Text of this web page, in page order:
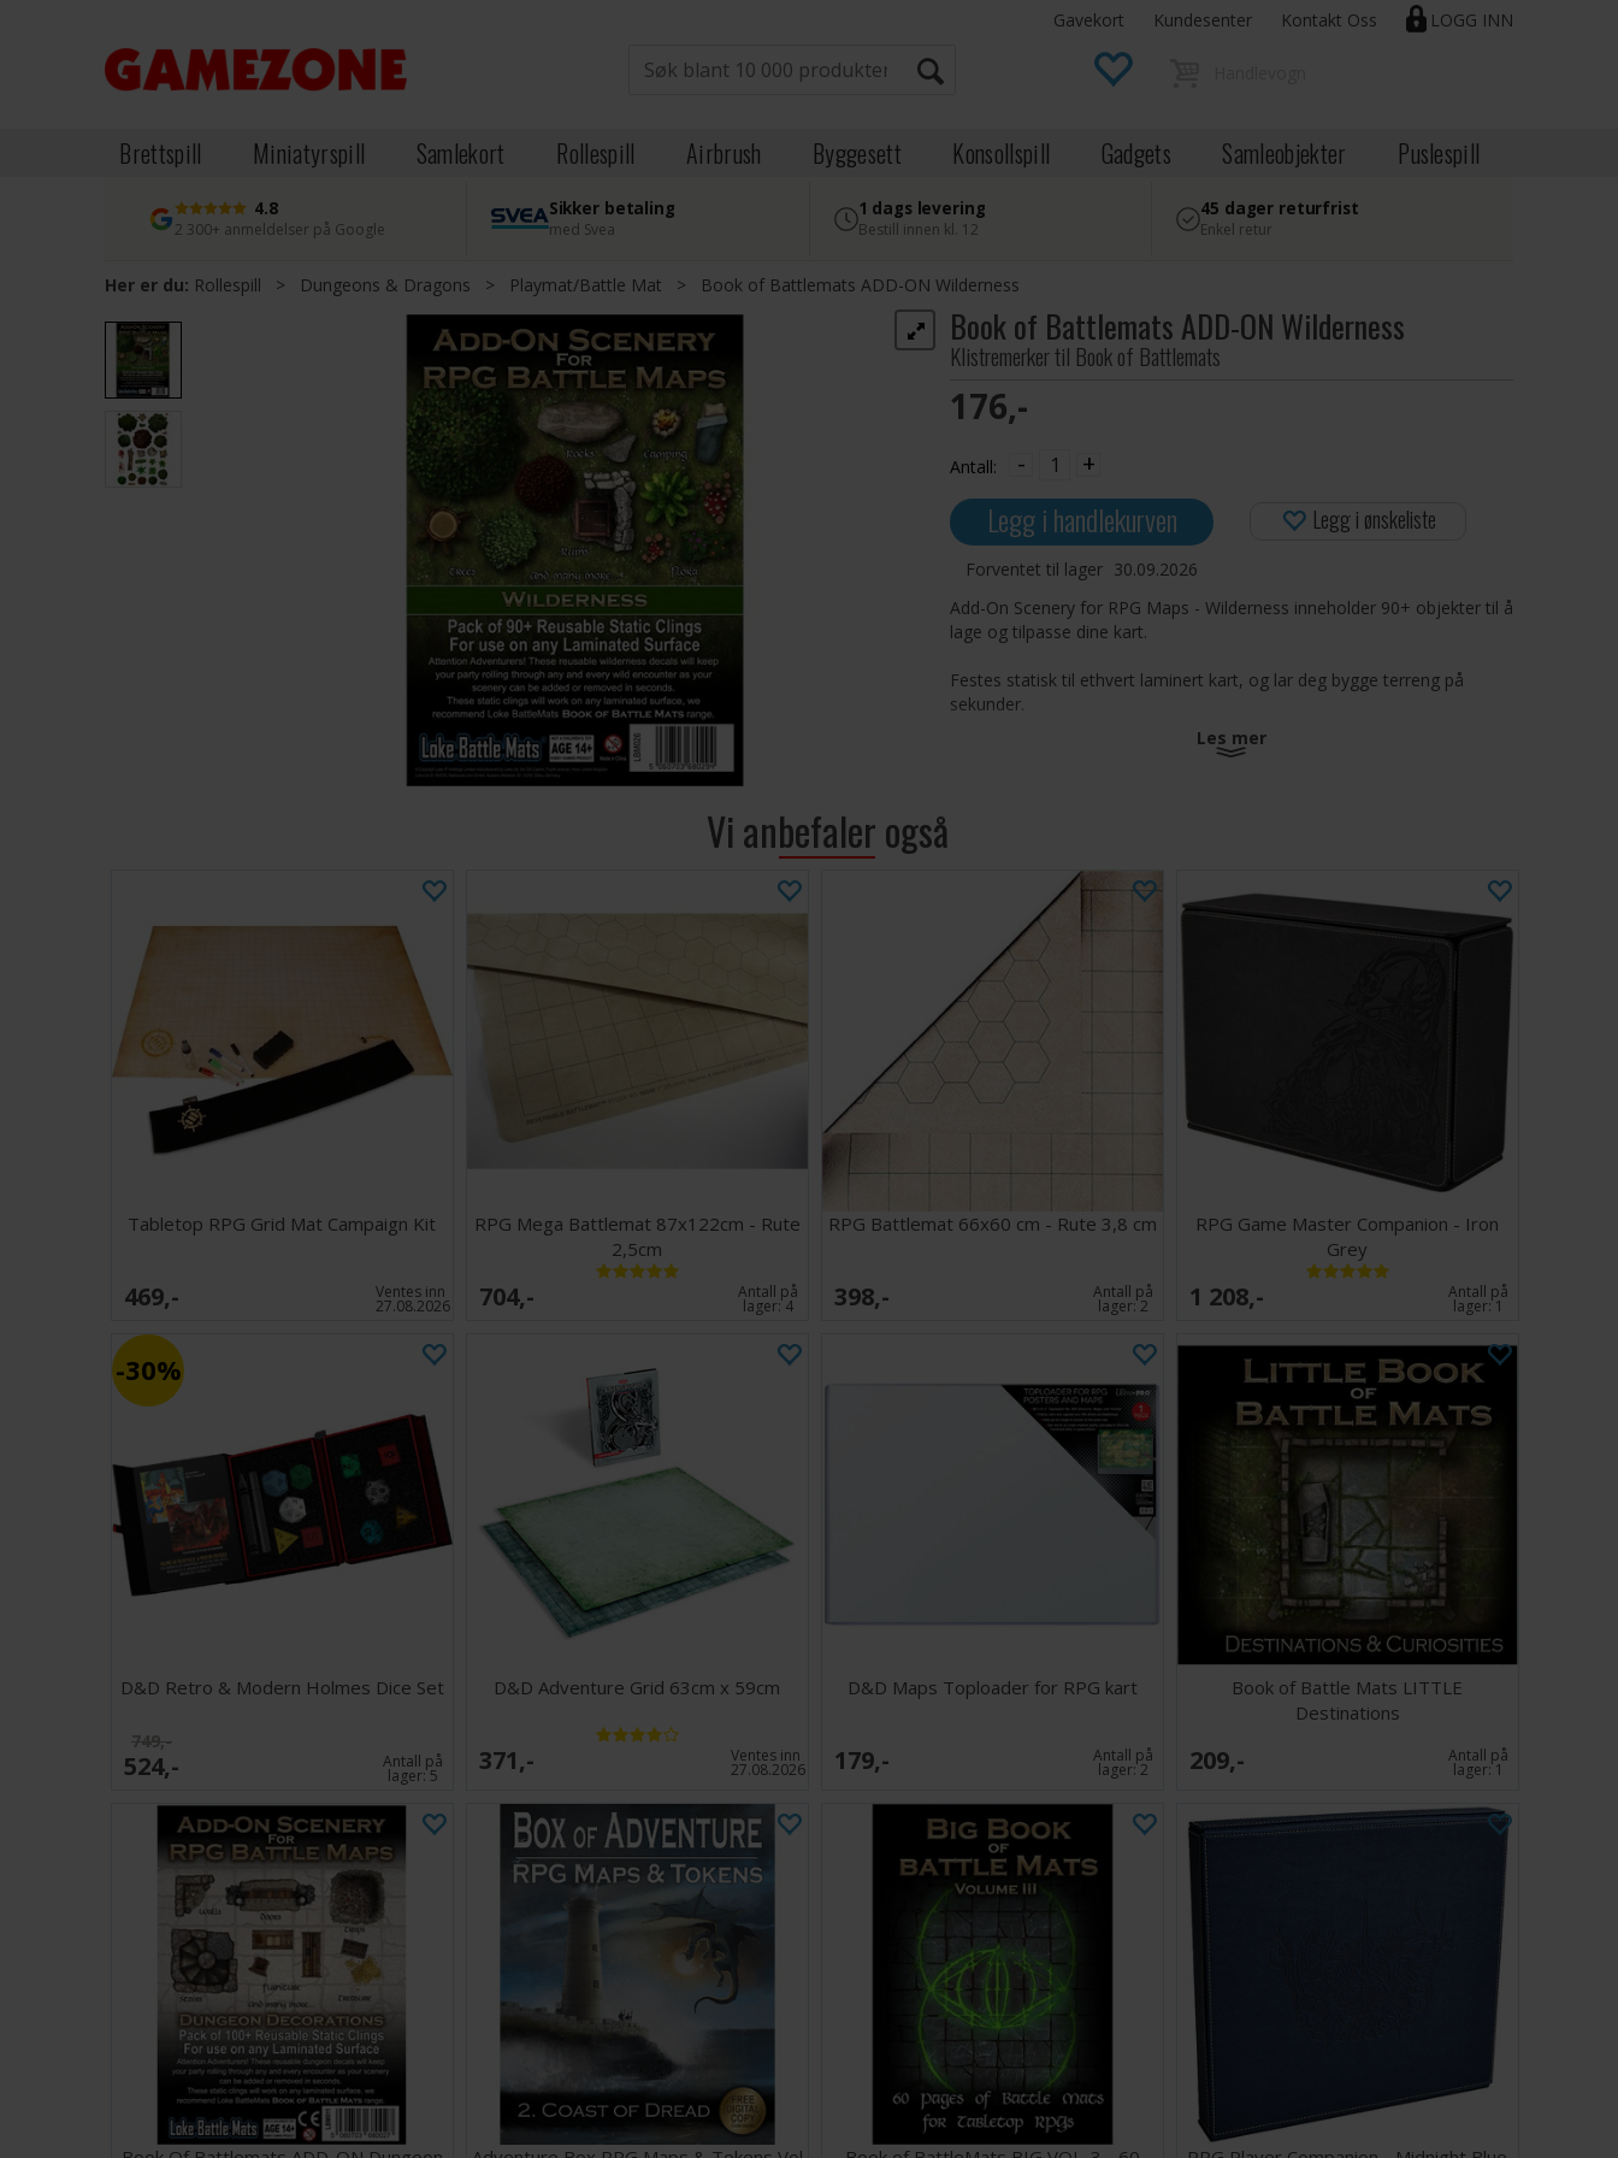
LOGG INN
Gavekort Kundesenter Kontakt Oss
Brettspill Miniatyrspill Samlekort Rollespill Airbrush Byggesett Konsollspill Gadgets Samleobjekter Puslespill
4.8
2 300+ anmeldelser på Google
Sikker betaling
med Svea
1 dags levering
Bestill innen kl. 12
45 dager returfrist
Enkel retur
Her er du: Rollespill > Dungeons & Dragons > Playmat/Battle Mat > Book of Battlemats ADD-ON Wilderness
Book of Battlemats ADD-ON Wilderness
Klistremerker til Book of Battlemats
176,-
Antall: - +
Legg i handlekurven
Forventet til lager 30.09.2026
Legg i ønskeliste
Add-On Scenery for RPG Maps - Wilderness inneholder 90+ objekter til å
lage og tilpasse dine kart.
Festes statisk til ethvert laminert kart, og lar deg bygge terreng på
sekunder.
Lag farlige encounters, eller bruk dem som en fog of war effekt for
Les mer
Vi anbefaler også
Tabletop RPG Grid Mat Campaign Kit
469,- Ventes inn
27.08.2026
RPG Mega Battlemat 87x122cm - Rute
2,5cm
704,- Antall på
lager:4
RPG Battlemat 66x60 cm - Rute 3,8 cm
398,- Antall på
lager:2
RPG Game Master Companion - Iron
Grey
1 208,- Antall på
lager:1
30%
D&D Retro & Modern Holmes Dice Set
749,-
524,- Antall på
lager:5
D&D Adventure Grid 63cm x 59cm
371,- Ventes inn
27.08.2026
D&D Maps Toploader for RPG kart
179,- Antall på
lager:2
Book of Battle Mats LITTLE
Destinations
209,- Antall på
lager:1